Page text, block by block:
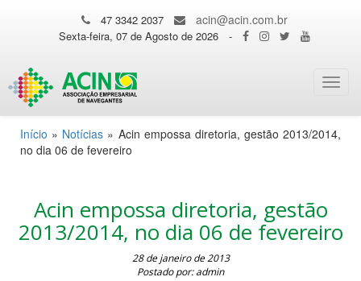
47 3342 2037 acin@acin.com.br
Sexta-feira, 07 de Agosto de 2026 -
Início » Notícias » Acin empossa diretoria, gestão 2013/2014,
no dia 06 de fevereiro
Acin empossa diretoria, gestão
2013/2014, no dia 06 de fevereiro
28 de janeiro de 2013
Postado por: admin